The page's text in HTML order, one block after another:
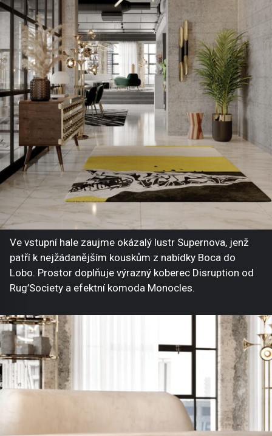
Ve vstupní hale zaujme okázalý lustr Supernova, jenž
patří k nejžádanějším kouskům z nabídky Boca do
Lobo. Prostor doplňuje výrazný koberec Disruption od
Rug’Society a efektní komoda Monocles.